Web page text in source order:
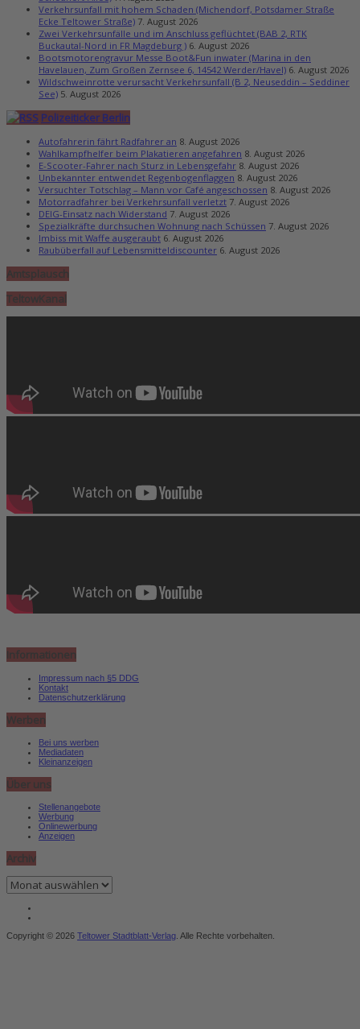
Verkehrsunfall mit hohem Schaden (Michendorf, Potsdamer Straße
Ecke Teltower Straße) 7. August 2026
Zwei Verkehrsunfälle und im Anschluss geflüchtet (BAB 2, RTK
Buckautal-Nord in FR Magdeburg ) 6. August 2026
Bootsmotorengravur Messe Boot&Fun inwater (Marina in den
Havelauen, Zum Großen Zernsee 6, 14542 Werder/Havel) 6. August 2026
Wildschweinrotte verursacht Verkehrsunfall (B 2, Neuseddin – Seddiner
See) 5. August 2026
Polizeiticker Berlin
Autofahrerin fährt Radfahrer an 8. August 2026
Wahlkampfhelfer beim Plakatieren angefahren 8. August 2026
E-Scooter-Fahrer nach Sturz in Lebensgefahr 8. August 2026
Unbekannter entwendet Regenbogenflaggen 8. August 2026
Versuchter Totschlag – Mann vor Café angeschossen 8. August 2026
Motorradfahrer bei Verkehrsunfall verletzt 7. August 2026
DEIG-Einsatz nach Widerstand 7. August 2026
Spezialkräfte durchsuchen Wohnung nach Schüssen 7. August 2026
Imbiss mit Waffe ausgeraubt 6. August 2026
Raubüberfall auf Lebensmitteldiscounter 6. August 2026
Amtsplausch
TeltowKanal
Informationen
Impressum nach §5 DDG
Kontakt
Datenschutzerklärung
Werben
Bei uns werben
Mediadaten
Kleinanzeigen
Über uns
Stellenangebote
Werbung
Onlinewerbung
Anzeigen
Archiv
Archiv
Copyright © 2026 Teltower Stadtblatt-Verlag. Alle Rechte vorbehalten.